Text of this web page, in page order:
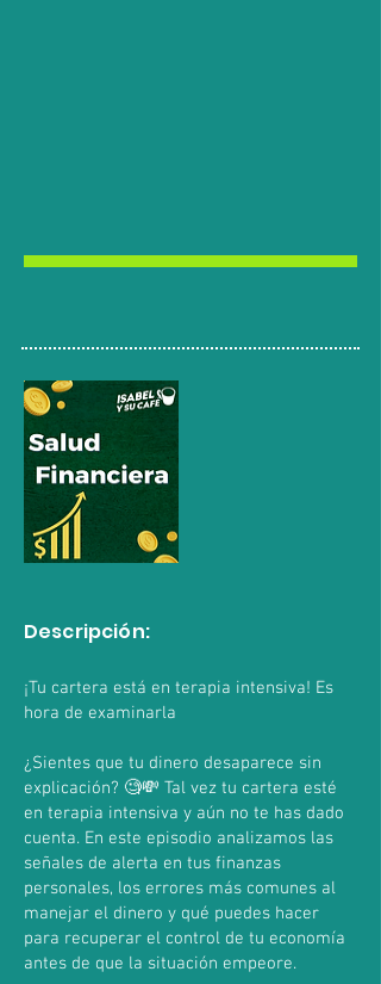
Descripción:
¡Tu cartera está en terapia intensiva! Es
hora de examinarla
¿Sientes que tu dinero desaparece sin
explicación? 🧐💸 Tal vez tu cartera esté
en terapia intensiva y aún no te has dado
cuenta. En este episodio analizamos las
señales de alerta en tus finanzas
personales, los errores más comunes al
manejar el dinero y qué puedes hacer
para recuperar el control de tu economía
antes de que la situación empeore.